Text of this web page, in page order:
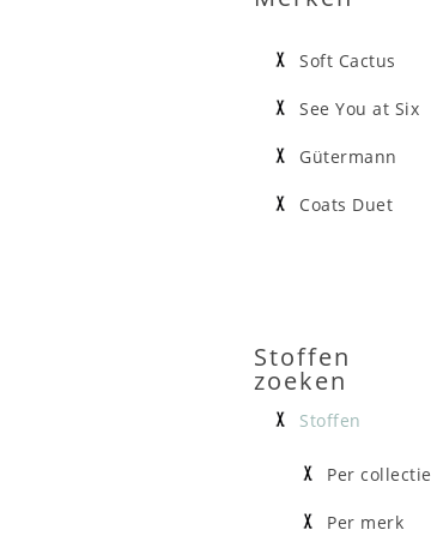
Soft Cactus
See You at Six
Gütermann
Coats Duet
Stoffen
zoeken
Stoffen
Per collectie
Per merk